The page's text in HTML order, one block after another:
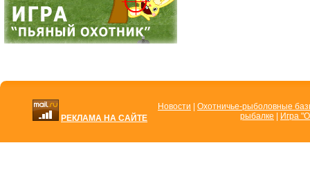
РЕКЛАМА НА САЙТЕ
Новости
Охотничье-рыболовные
рыбалке
Игра